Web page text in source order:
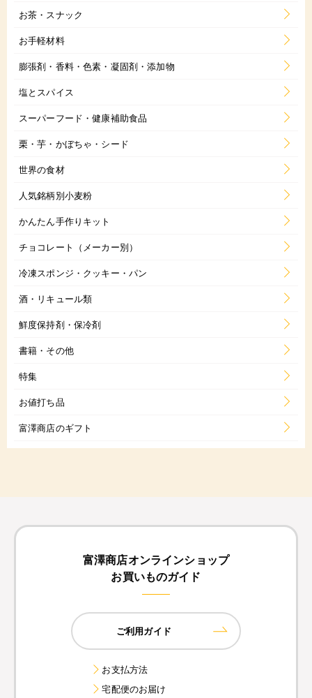
お茶・スナック
お手軽材料
膨張剤・香料・色素・凝固剤・添加物
塩とスパイス
スーパーフード・健康補助食品
栗・芋・かぼちゃ・シード
世界の食材
人気銘柄別小麦粉
かんたん手作りキット
チョコレート（メーカー別）
冷凍スポンジ・クッキー・パン
酒・リキュール類
鮮度保持剤・保冷剤
書籍・その他
特集
お値打ち品
富澤商店のギフト
富澤商店オンラインショップ
お買いものガイド
ご利用ガイド
お支払方法
宅配便のお届け